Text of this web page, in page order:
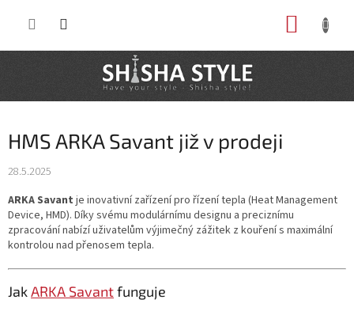
HMS ARKA Savant již v prodeji
28.5.2025
ARKA Savant je inovativní zařízení pro řízení tepla (Heat Management
Device, HMD). Díky svému modulárnímu designu a preciznímu
zpracování nabízí uživatelům výjimečný zážitek z kouření s maximální
kontrolou nad přenosem tepla.
JakARKA Savantfunguje